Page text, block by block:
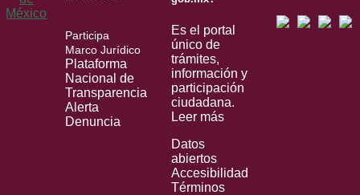
Participa
Marco Jurídico
Plataforma
Nacional de
Transparencia
Alerta
Denuncia
Es el portal
único de
trámites,
información y
participación
ciudadana.
Leer más
Datos
abiertos
Accesibilidad
Términos